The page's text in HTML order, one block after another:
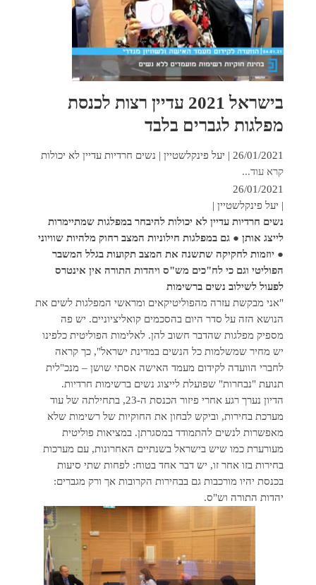
בישראל 2021 עדיין רצות לכנסת
מפלגות לגברים בלבד
26/01/2021 | יעל פינקלשטיין | נשים חרדיות עדיין לא יכולות
קרא עוד...
26/01/2021
| יעל פינקלשטיין |
נשים חרדיות עדיין לא יכולות להיבחר במפלגות שמתיימרות
לייצג אותן ● גם במפלגות חילוניות המצב רחוק מלהיות שוויוני
● יוזמות לחקיקה שתשנה את המצב תקועות בגלל המשבר
הפוליטי וגם כי לח"כים מש"ס ויהדות התורה אין אינטרס
לפעול לשילוב נשים ברשימות
"אני מבקשת עזרה מהפוליטיקאים ומראשי המפלגות לשים את
הנושא הזה על סדר היום בהסכמים קואליציוניים. יש פה
מספיק מפלגות שהדבר חשוב להן. לאלימות הפוליטית כלפינו
יש מחיר שמשלמות כל הנשים במדינת ישראל", כך קראה
לחברי הוועדה לקידום מעמד האישה אסתי שושן – מנכ"לית
תנועת "נבחרות" שפועלת לייצוג נשים ברשימות חרדיות.
הדיון נערך רגע אחרי פיזור הכנסת ה-23, בתחילתה של עוד
מערכת בחירות, וביקש לבחון את החוקיות של רשימות שלא
מאפשרות לנשים להתמודד במסגרתן. במציאות פוליטית
מעורערת כמו שיש בישראל בשנתיים האחרונות, עם מערכות
בחירות בזו אחר זו, יש דבר אחד בטוח: לפחות שתי סיעות
בכנסת יהיו מורכבות גם בבחירות הקרובות אך ורק מגברים:
יהדות התורה וש"ס.